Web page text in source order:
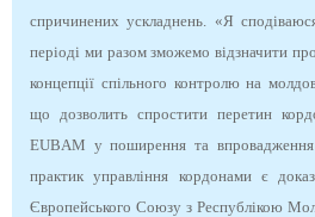
спричинених ускладнень. «Я
періоді ми разом зможемо відзначити
концепції спільного контролю на
що дозволить спростити перетин
EUBAM у поширення та
практик управління кордонами є
Європейського Союзу з Республікою